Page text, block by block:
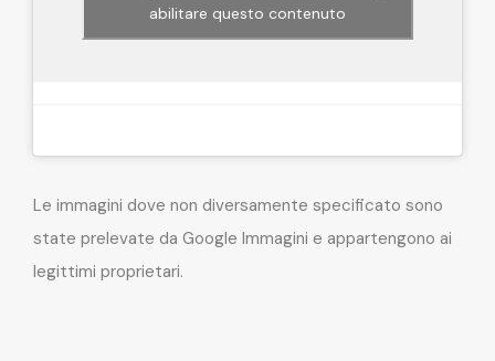
abilitare questo contenuto
Le immagini dove non diversamente specificato sono
state prelevate da Google Immagini e appartengono ai
legittimi proprietari.